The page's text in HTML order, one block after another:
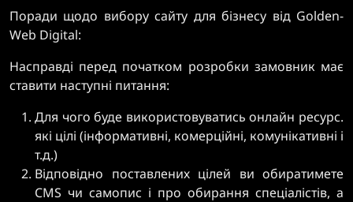
Поради щодо вибору сайту для бізнесу від Golden-
Web Digital:
Насправді перед початком розробки замовник має
ставити наступні питання:
Для чого буде використовуватись онлайн ресурс.
які цілі (інформативні, комерційні, комунікативні і
т.д.)
Відповідно поставлених цілей ви обиратимете
CMS чи самопис і про обирання спеціалістів, а